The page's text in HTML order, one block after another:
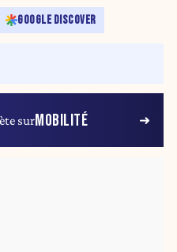
GOOGLE DISCOVER
surMOBILITÉ